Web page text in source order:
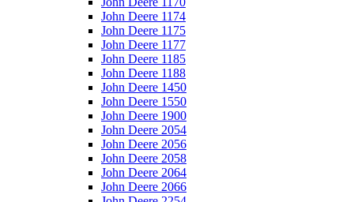
John Deere 1174
John Deere 1175
John Deere 1177
John Deere 1185
John Deere 1188
John Deere 1450
John Deere 1550
John Deere 1900
John Deere 2054
John Deere 2056
John Deere 2058
John Deere 2064
John Deere 2066